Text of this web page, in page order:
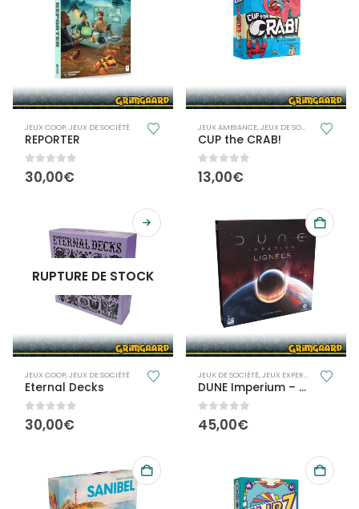
JEUX COOP,JEUX DE SOCIÉTÉ
REPORTER
0 out of 5
30,00€
JEUX AMBIANCE,JEUX DE SOCIÉTÉ ,JEUX
CUP the CRAB!
0out of 5
13,00€
RUPTURE DE STOCK
JEUX COOP,JEUX DE SOCIÉTÉ
Eternal Decks
0 out of 5
30,00€
JEUX DE SOCIÉTÉ,JEUX EXPERTS JEUX POUR
DUNE Imperium – Lignées
0out of 5
45,00€